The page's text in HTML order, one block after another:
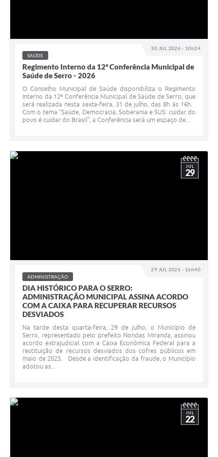
30 JUL 2026 - 10h24
SAÚDE
Regimento Interno da 12ª Conferência Municipal de
Saúde de Serro - 2026
O Conselho Municipal de Saúde disponibiliza o Regimento
Interno da 12ª Conferência Municipal de Saúde de Serro, que
será realizada nesta sexta-feira, 31 de julho, das 8h às 16h.
Com o tema “Saúde, Democracia, Soberania e SUS: cuidar do
povo é cuidar do Brasil”, a Conferência será um espaço de...
29 JUL 2026 - 16h40
JUL
29
ADMINISTRAÇÃO
DIA HISTÓRICO PARA O SERRO:
ADMINISTRAÇÃO MUNICIPAL ASSINA ACORDO
COM A CAIXA PARA RECUPERAR RECURSOS
DESVIADOS
Na tarde desta quarta-feira, 29 de julho, o Município de
Serro, representado pelo prefeito Nondas Miranda, assinou
acordo extrajudicial com a Caixa Econômica Federal para a
restituição de recursos desviados dos cofres públicos em
maio de 2025. Desde a identificação da fraude, o Município
adotou as...
JUL
22